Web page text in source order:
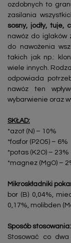
ozdobnych to
zasilania
sosny, jodły, tuje,
nawóz do iglaków
do nawożenia
takich jak np.:
wiele innych.
odpowiada
nawóz ten
wybarwienie oraz
SKŁAD:
*azot (N) – 10%
*fosfor (P2O5) – 6%
*potas (K2O) – 23%
*magnez (MgO) –
Mikroskładniki
bor (B) 0,04%,
0,17%, molibden
Sposób stosowania:
Stosować co